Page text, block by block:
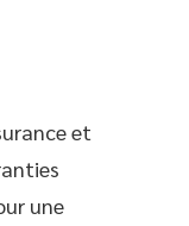
et
une